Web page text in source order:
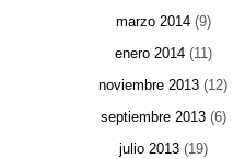
marzo 2014(9)
enero 2014(11)
noviembre 2013 (12)
septiembre 2013(6)
julio 2013(19)